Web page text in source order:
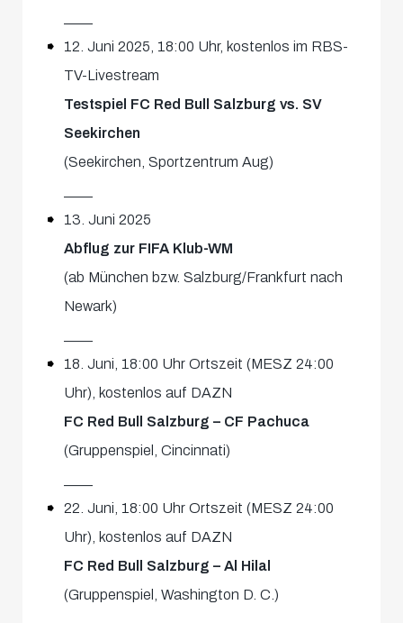
12. Juni 2025, 18:00 Uhr, kostenlos im RBS-
TV-Livestream
Testspiel FC Red Bull Salzburg vs. SV
Seekirchen
(Seekirchen, Sportzentrum Aug)
13. Juni 2025
Abflug zur FIFA Klub-WM
(ab München bzw. Salzburg/Frankfurt nach
Newark)
18. Juni, 18:00 Uhr Ortszeit (MESZ 24:00
Uhr), kostenlos auf DAZN
FC Red Bull Salzburg – CF Pachuca
(Gruppenspiel, Cincinnati)
22. Juni, 18:00 Uhr Ortszeit (MESZ 24:00
Uhr), kostenlos auf DAZN
FC Red Bull Salzburg – Al Hilal
(Gruppenspiel, Washington D. C.)